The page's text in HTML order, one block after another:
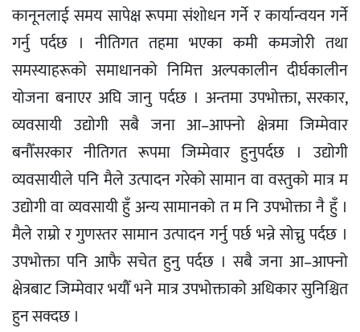
कानूनलाई समय सापेक्ष रूपमा संशोधन गर्ने र कार्यान्वयन गर्ने
गर्नु पर्दछ । नीतिगत तहमा भएका कमी कमजोरी तथा
समस्याहरूको समाधानको निमित्त अल्पकालीन दीर्घकालीन
योजना बनाएर अघि जानु पर्दछ । अन्तमा उपभोक्ता, सरकार,
व्यवसायी उद्योगी सबै जना आ–आफ्नो क्षेत्रमा जिम्मेवार
बनौँसरकार नीतिगत रूपमा जिम्मेवार हुनुपर्दछ । उद्योगी
व्यवसायीले पनि मैले उत्पादन गरेको सामान वा वस्तुको मात्र म
उद्योगी वा व्यवसायी हुँ अन्य सामानको त म नि उपभोक्ता नै हुँ ।
मैले राम्रो र गुणस्तर सामान उत्पादन गर्नु पर्छ भन्ने सोच्नु पर्दछ ।
उपभोक्ता पनि आफै सचेत हुनु पर्दछ । सबै जना आ–आफ्नो
क्षेत्रबाट जिम्मेवार भयौँ भने मात्र उपभोक्ताको अधिकार सुनिश्चित
हुन सक्दछ ।